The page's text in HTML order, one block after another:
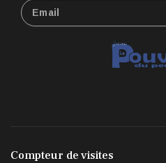
Compteur de visites